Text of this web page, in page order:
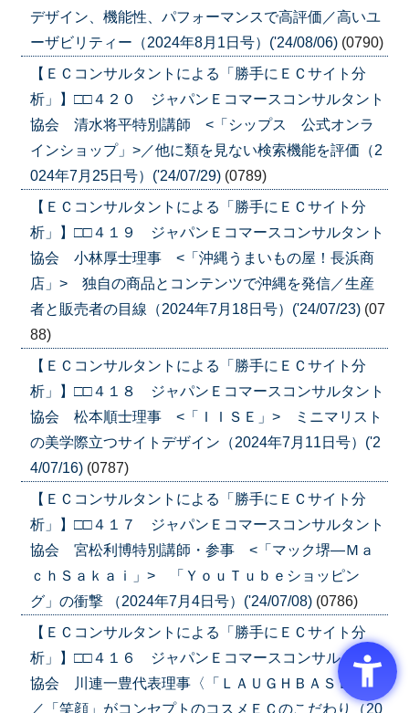
デザイン、機能性、パフォーマンスで高評価／高いユ
ーザビリティー（2024年8月1日号）('24/08/06) (0790)
【ＥＣコンサルタントによる「勝手にＥＣサイト分
析」】□□４２０ ジャパンＥコマースコンサルタント
協会 清水将平特別講師 <「シップス 公式オンラ
インショップ」>／他に類を見ない検索機能を評価（2
024年7月25日号）('24/07/29) (0789)
【ＥＣコンサルタントによる「勝手にＥＣサイト分
析」】□□４１９ ジャパンＥコマースコンサルタント
協会 小林厚士理事 <「沖縄うまいもの屋！長浜商
店」> 独自の商品とコンテンツで沖縄を発信／生産
者と販売者の目線（2024年7月18日号）('24/07/23) (07
88)
【ＥＣコンサルタントによる「勝手にＥＣサイト分
析」】□□４１８ ジャパンＥコマースコンサルタント
協会 松本順士理事 <「ＩＩＳＥ」> ミニマリスト
の美学際立つサイトデザイン（2024年7月11日号）('2
4/07/16) (0787)
【ＥＣコンサルタントによる「勝手にＥＣサイト分
析」】□□４１７ ジャパンＥコマースコンサルタント
協会 宮松利博特別講師・参事 <「マック堺―Ｍａ
ｃｈＳａｋａｉ」> 「ＹｏｕＴｕｂｅショッピン
グ」の衝撃 （2024年7月4日号）('24/07/08) (0786)
【ＥＣコンサルタントによる「勝手にＥＣサイト分
析」】□□４１６ ジャパンＥコマースコンサルタント
協会 川連一豊代表理事〈「ＬＡＵＧＨＢＡＳＥ」〉
／「笑顔」がコンセプトのコスメＥＣのこだわり（20